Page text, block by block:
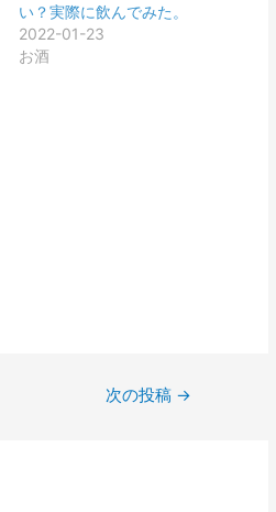
い？実際に飲んでみた。
2022-01-23
お酒
次の投稿 →